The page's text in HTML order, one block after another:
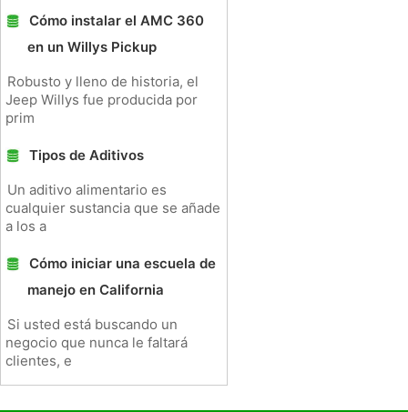
Cómo instalar el AMC 360
en un Willys Pickup
Robusto y lleno de historia, el
Jeep Willys fue producida por
prim
Tipos de Aditivos
Un aditivo alimentario es
cualquier sustancia que se añade
a los a
Cómo iniciar una escuela de
manejo en California
Si usted está buscando un
negocio que nunca le faltará
clientes, e